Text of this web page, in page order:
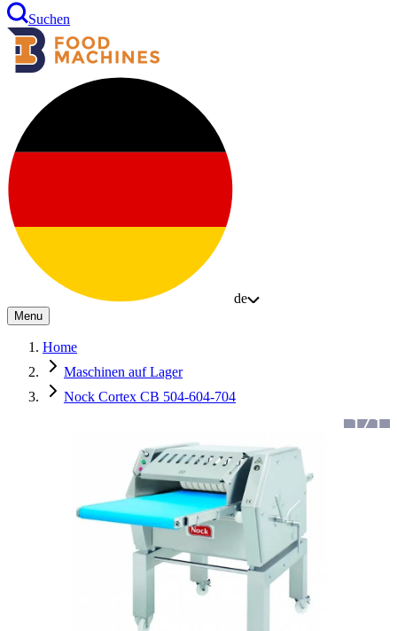
Suchen
de
Menu
Home
Maschinen auf Lager
Nock Cortex CB 504-604-704
1/1